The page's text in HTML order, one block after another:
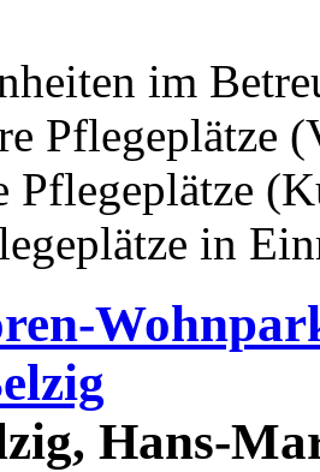
im
Pflegeplätze
Pflegeplätze
in
Hans-